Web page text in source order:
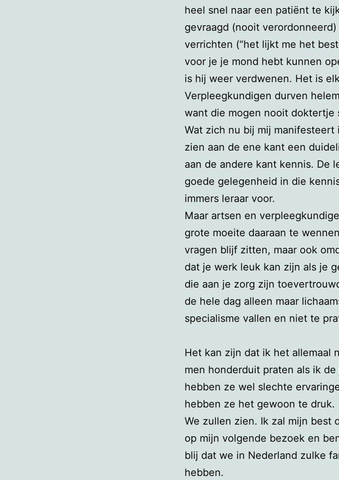
heel snel naar een patiënt te
gevraagd (nooit
verrichten (“het lijkt me het
voor je je mond hebt kunnen
is hij weer verdwenen. Het is
Verpleegkundigen durven
want die mogen nooit doktertje
Wat zich nu bij mij
zien aan de ene kant een
aan de andere kant kennis. De
goede gelegenheid in die
immers leraar voor.
Maar artsen en
grote moeite daaraan te
vragen blijf zitten, maar ook
dat je werk leuk kan zijn als je
die aan je zorg zijn
de hele dag alleen maar
specialisme vallen en niet te
Het kan zijn dat ik het allemaal
men honderduit praten als ik
hebben ze wel slechte
hebben ze het gewoon te druk.
We zullen zien. Ik zal mijn best
op mijn volgende bezoek en
blij dat we in Nederland zulke
hebben.